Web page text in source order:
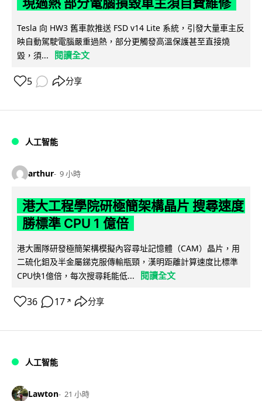
Tesla 向 HW3 舊車款推送 FSD v14 Lite 系統，引發大量車主反
映自動駕駛電腦嚴重過熱，部分更觸發高溫保護甚至直接燒
毀，須...
閱讀全文
5 分享
人工智能
arthur 9 小時
港大工程學院研極簡架構晶片 搜尋速度
勝標準 CPU 1 億倍
港大團隊研發極簡架構模擬內容尋址記憶體（CAM）晶片，用
二硫化鉬及半金屬銻克服傳輸瓶頸，漢明距離計算速度比標準
CPU快1億倍，每次搜尋耗能低...
閱讀全文
36 17 ↗ 分享
人工智能
Lawton 21 小時